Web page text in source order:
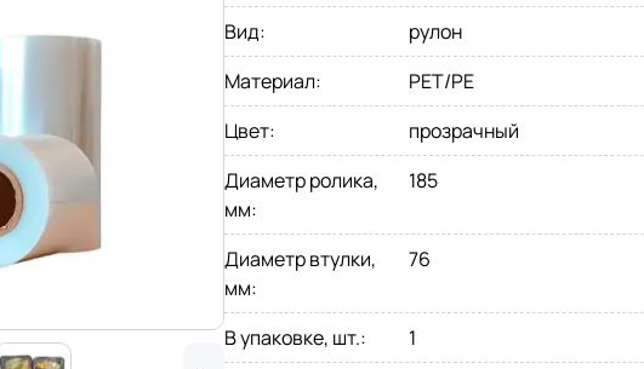
Вид:
рулон
Материал:
PET/PE
Цвет:
прозрачный
Диаметр ролика,
мм:
185
Диаметр втулки,
мм:
76
В упаковке, шт.:
1